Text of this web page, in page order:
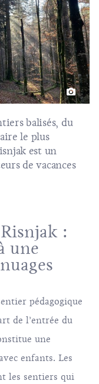
balisés, du
le plus
est un
de vacances
:
une
pédagogique
de l’entrée du
une
enfants. Les
les sentiers qui